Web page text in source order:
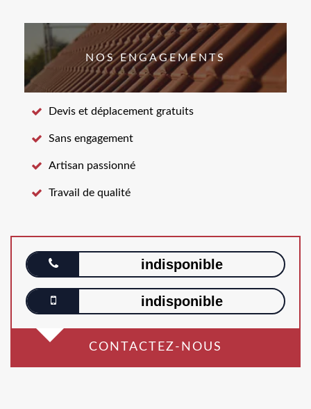
NOS ENGAGEMENTS
Devis et déplacement gratuits
Sans engagement
Artisan passionné
Travail de qualité
indisponible
indisponible
CONTACTEZ-NOUS